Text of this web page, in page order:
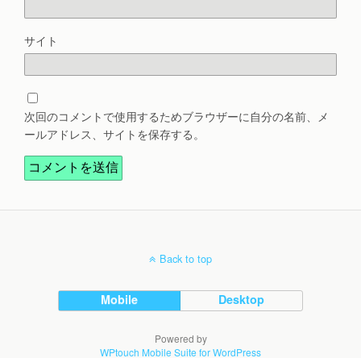
サイト
次回のコメントで使用するためブラウザーに自分の名前、メ
ールアドレス、サイトを保存する。
Back to top
Mobile Desktop
Powered by
WPtouch Mobile Suite for WordPress